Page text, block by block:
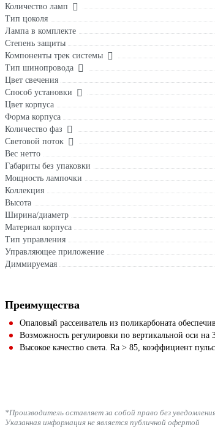
Количество ламп
Тип цоколя
Лампа в комплекте
Степень защиты
Компоненты трек системы
Тип шинопровода
Цвет свечения
Способ установки
Цвет корпуса
Форма корпуса
Количество фаз
Световой поток
Вес нетто
Габариты без упаковки
Мощность лампочки
Коллекция
Высота
Ширина/диаметр
Материал корпуса
Тип управления
Управляющее приложение
Диммируемая
Преимущества
Опаловый рассеиватель из поликарбоната
Возможность регулировки по вертикальной оси на
Высокое качество света. Ra > 85, коэффициент
*Производитель оставляет за собой право без
Указанная информация не является публичной офертой